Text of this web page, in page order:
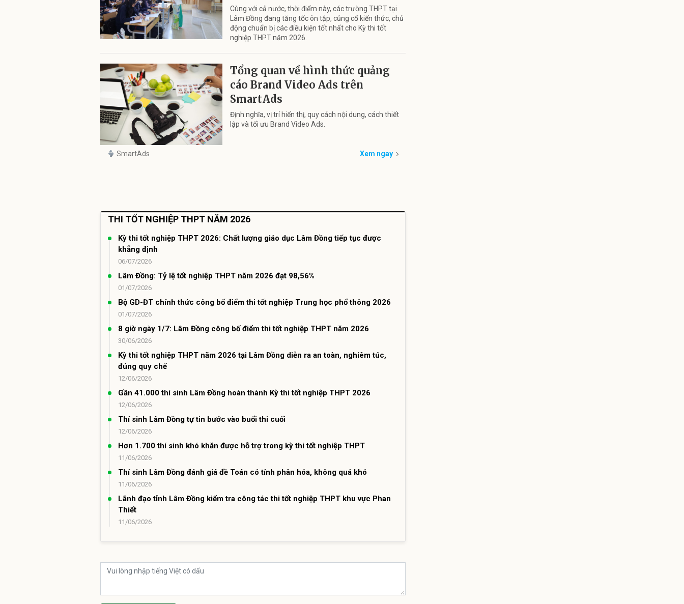
Cùng với cả nước, thời điểm này, các trường THPT tại
Lâm Đồng đang tăng tốc ôn tập, củng cố kiến thức, chủ
động chuẩn bị các điều kiện tốt nhất cho Kỳ thi tốt
nghiệp THPT năm 2026.
Tổng quan về hình thức quảng
cáo Brand Video Ads trên
SmartAds
Định nghĩa, vị trí hiển thị, quy cách nội dung, cách thiết
lập và tối ưu Brand Video Ads.
SmartAds Xem ngay
THI TỐT NGHIỆP THPT NĂM 2026
Kỳ thi tốt nghiệp THPT 2026: Chất lượng giáo dục Lâm Đồng tiếp tục được
khẳng định
06/07/2026
Lâm Đồng: Tỷ lệ tốt nghiệp THPT năm 2026 đạt 98,56%
01/07/2026
Bộ GD-ĐT chính thức công bố điểm thi tốt nghiệp Trung học phổ thông 2026
01/07/2026
8 giờ ngày 1/7: Lâm Đồng công bố điểm thi tốt nghiệp THPT năm 2026
30/06/2026
Kỳ thi tốt nghiệp THPT năm 2026 tại Lâm Đồng diễn ra an toàn, nghiêm túc,
đúng quy chế
12/06/2026
Gần 41.000 thí sinh Lâm Đồng hoàn thành Kỳ thi tốt nghiệp THPT 2026
12/06/2026
Thí sinh Lâm Đồng tự tin bước vào buổi thi cuối
12/06/2026
Hơn 1.700 thí sinh khó khăn được hỗ trợ trong kỳ thi tốt nghiệp THPT
11/06/2026
Thí sinh Lâm Đồng đánh giá đề Toán có tính phân hóa, không quá khó
11/06/2026
Lãnh đạo tỉnh Lâm Đồng kiểm tra công tác thi tốt nghiệp THPT khu vực Phan
Thiết
11/06/2026